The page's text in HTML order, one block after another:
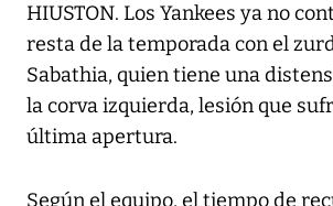
HIUSTON. Los Yankees ya no
resta de la temporada con el
Sabathia, quien tiene una
la corva izquierda, lesión que
última apertura.
Según el equipo, el tiempo de